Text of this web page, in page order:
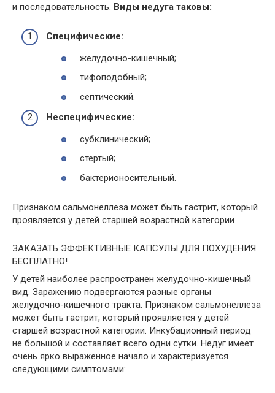
и последовательность. Виды недуга таковы:
Специфические:
желудочно-кишечный;
тифоподобный;
септический.
Неспецифические:
субклинический;
стертый;
бактерионосительный.
Признаком сальмонеллеза может быть гастрит, который
проявляется у детей старшей возрастной категории
ЗАКАЗАТЬ ЭФФЕКТИВНЫЕ КАПСУЛЫ ДЛЯ ПОХУДЕНИЯ
БЕСПЛАТНО!
У детей наиболее распространен желудочно-кишечный
вид. Заражению подвергаются разные органы
желудочно-кишечного тракта. Признаком сальмонеллеза
может быть гастрит, который проявляется у детей
старшей возрастной категории. Инкубационный период
не большой и составляет всего одни сутки. Недуг имеет
очень ярко выраженное начало и характеризуется
следующими симптомами: